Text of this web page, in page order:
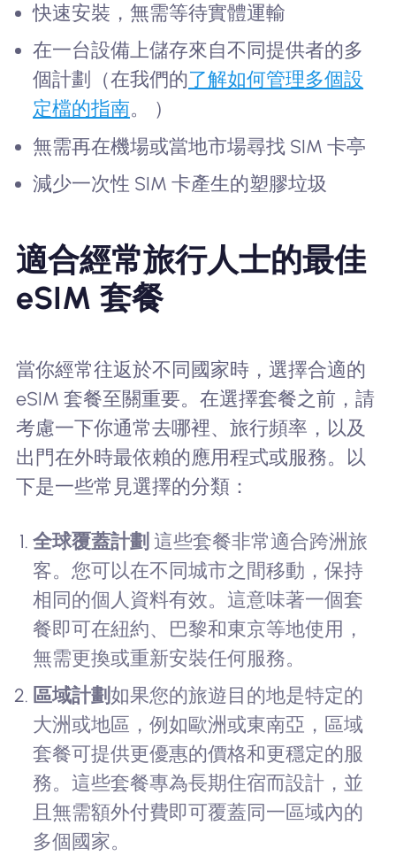
快速安裝，無需等待實體運輸
在一台設備上儲存來自不同提供者的多
個計劃（在我們的了解如何管理多個設
定檔的指南。 ）
無需再在機場或當地市場尋找 SIM 卡亭
減少一次性 SIM 卡產生的塑膠垃圾
適合經常旅行人士的最佳
eSIM 套餐
當你經常往返於不同國家時，選擇合適的
eSIM 套餐至關重要。在選擇套餐之前，請
考慮一下你通常去哪裡、旅行頻率，以及
出門在外時最依賴的應用程式或服務。以
下是一些常見選擇的分類：
全球覆蓋計劃 這些套餐非常適合跨洲旅
客。您可以在不同城市之間移動，保持
相同的個人資料有效。這意味著一個套
餐即可在紐約、巴黎和東京等地使用，
無需更換或重新安裝任何服務。
區域計劃如果您的旅遊目的地是特定的
大洲或地區，例如歐洲或東南亞，區域
套餐可提供更優惠的價格和更穩定的服
務。這些套餐專為長期住宿而設計，並
且無需額外付費即可覆蓋同一區域內的
多個國家。